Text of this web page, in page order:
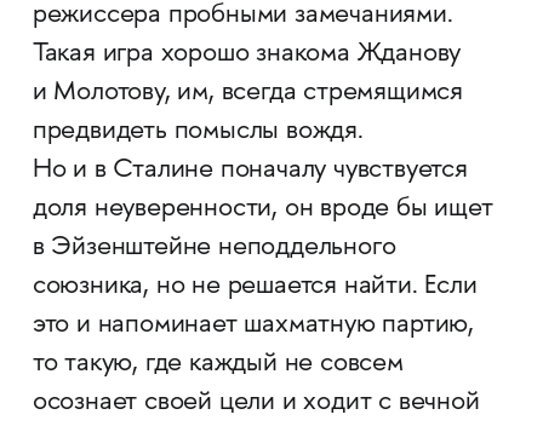
режиссера пробными замечаниями.
Такая игра хорошо знакома Жданову
и Молотову, им, всегда стремящимся
предвидеть помыслы вождя.
Но и в Сталине поначалу чувствуется
доля неуверенности, он вроде бы ищет
в Эйзенштейне неподдельного
союзника, но не решается найти. Если
это и напоминает шахматную партию,
то такую, где каждый не совсем
осознает своей цели и ходит с вечной